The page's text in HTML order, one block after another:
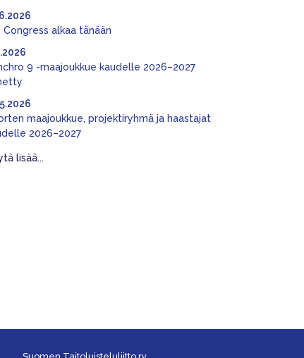
Congress alkaa tänään
9 -maajoukkue kaudelle 2026–2027
maajoukkue, projektiryhmä ja haastajat
2026–2027
lisää...